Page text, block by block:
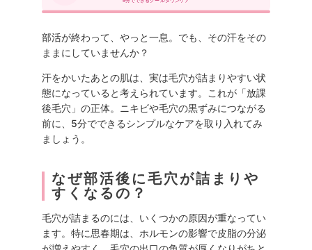
部活が終わって、やっと一息。でも、その汗をその
ままにしていませんか？
汗をかいたあとの肌は、実は毛穴が詰まりやすい状
態になっていると考えられています。これが「放課
後毛穴」の正体。ニキビや毛穴の黒ずみにつながる
前に、5分でできるシンプルなケアを取り入れてみ
ましょう。
なぜ部活後に毛穴が詰まりや
すくなるの？
毛穴が詰まるのには、いくつかの原因が重なってい
ます。特に思春期は、ホルモンの影響で皮脂の分泌